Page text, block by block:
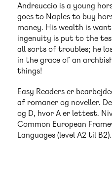
Andreuccio is a young
goes to Naples to buy
money. His wealth is
ingenuity is put to the
all sorts of troubles; he
in the grace of an
things!
Easy Readers er
af romaner og noveller.
og D, hvor A er lettest.
Common European
Languages (level A2 til B2).